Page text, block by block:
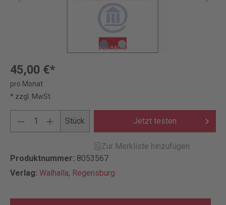
45,00 €*
pro Monat
* zzgl. MwSt.
Stück Jetzt testen
Zur Merkliste hinzufügen
Produktnummer: 8053567
Verlag: Walhalla, Regensburg